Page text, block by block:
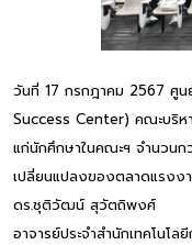
วันที่ 17 กรกฎาคม 2567 ศู
Success Center) คณะบริห
แก่นักศึกษาในคณะฯ จำนวน
เปลี่ยนแปลงของตลาดแรงง
ดร.ชุติวัฒน์ สุวัตถิพงศ์
อาจารย์ประจำสำนักเทคโนโ